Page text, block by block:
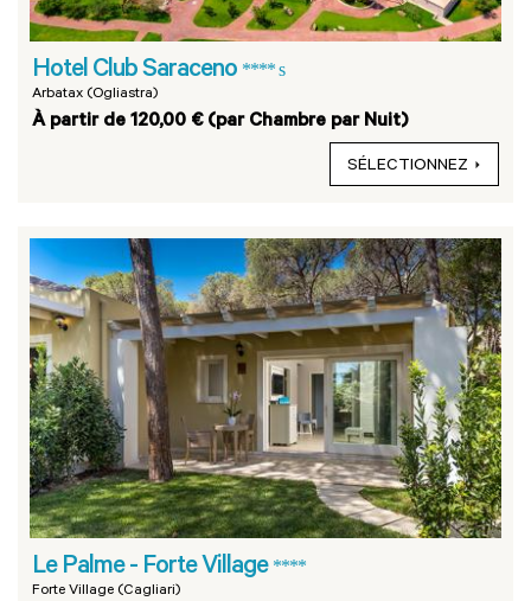
Hotel Club Saraceno **** s
Arbatax (Ogliastra)
À partir de 120,00 € (par Chambre par Nuit)
SÉLECTIONNEZ
Le Palme - Forte Village ****
Forte Village (Cagliari)